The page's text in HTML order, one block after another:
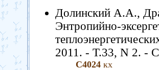
Долинский А.А.,
Энтропийно-
2011. - Т.33, N 2. -
С4024 кх